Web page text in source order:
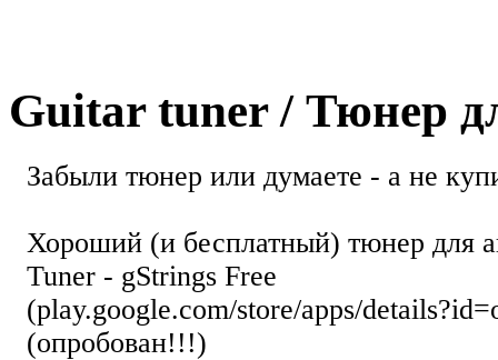
Guitar tuner / Тюнер
Забыли тюнер или думаете - а не
Хороший (и бесплатный) тюнер для
Tuner - gStrings Free
(play.google.com/store/apps/
(опробован!!!)